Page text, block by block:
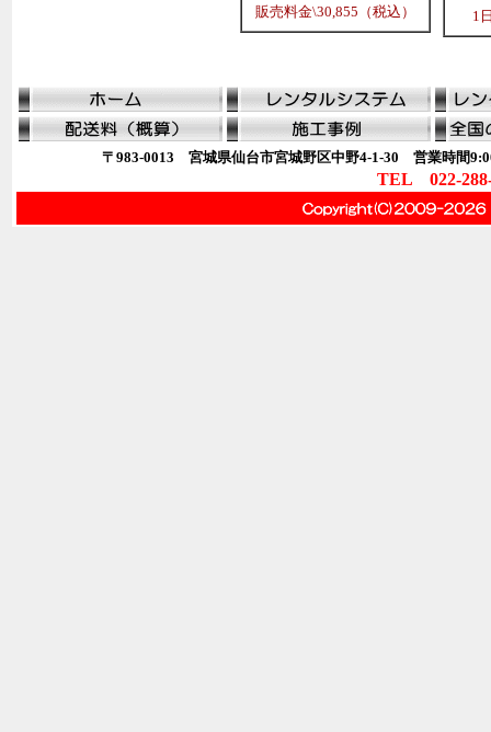
販売料金\30,855（税込）
1
〒983-0013 宮城県仙台市宮城野区中野4-1-30 営業時間
TEL 022-